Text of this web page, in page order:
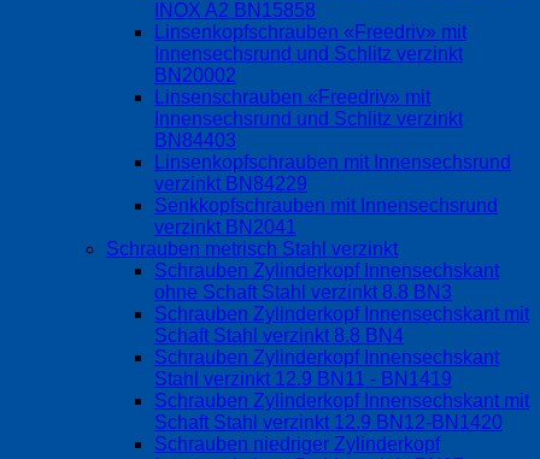
INOX A2 BN15858
Linsenkopfschrauben «Freedriv» mit
Innensechsrund und Schlitz verzinkt
BN20002
Linsenschrauben «Freedriv» mit
Innensechsrund und Schlitz verzinkt
BN84403
Linsenkopfschrauben mit Innensechsrund
verzinkt BN84229
Senkkopfschrauben mit Innensechsrund
verzinkt BN2041
Schrauben metrisch Stahl verzinkt
Schrauben Zylinderkopf Innensechskant
ohne Schaft Stahl verzinkt 8.8 BN3
Schrauben Zylinderkopf Innensechskant mit
Schaft Stahl verzinkt 8.8 BN4
Schrauben Zylinderkopf Innensechskant
Stahl verzinkt 12.9 BN11 - BN1419
Schrauben Zylinderkopf Innensechskant mit
Schaft Stahl verzinkt 12.9 BN12-BN1420
Schrauben niedriger Zylinderkopf